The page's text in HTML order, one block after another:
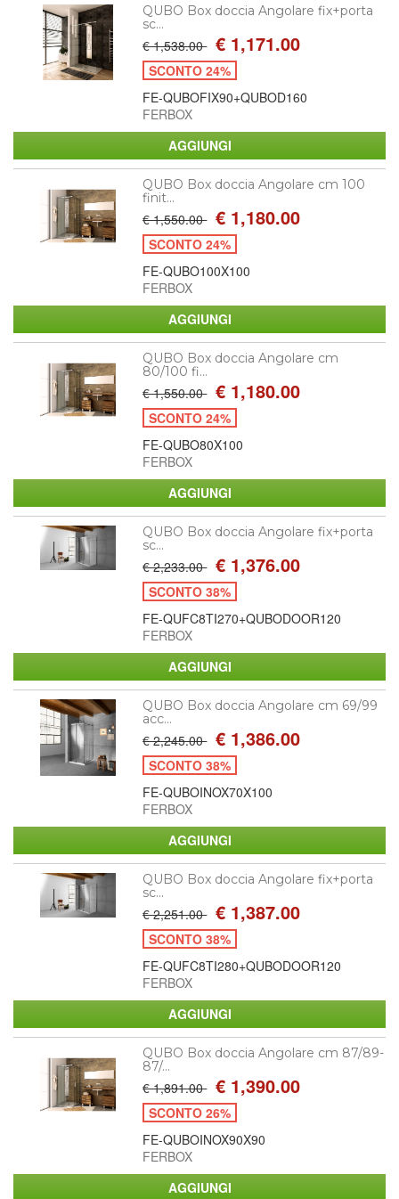
QUBO Box doccia Angolare fix+porta
sc...
€ 1,538.00 € 1,171.00
SCONTO 24%
FE-QUBOFIX90+QUBOD160
FERBOX
QUBO Box doccia Angolare cm 100
finit...
€ 1,550.00 € 1,180.00
SCONTO 24%
FE-QUBO100X100
FERBOX
QUBO Box doccia Angolare cm
80/100 fi...
€ 1,550.00 € 1,180.00
SCONTO 24%
FE-QUBO80X100
FERBOX
QUBO Box doccia Angolare fix+porta
sc...
€ 2,233.00 € 1,376.00
SCONTO 38%
FE-QUFC8TI270+QUBODOOR120
FERBOX
QUBO Box doccia Angolare cm 69/99
acc...
€ 2,245.00 € 1,386.00
SCONTO 38%
FE-QUBOINOX70X100
FERBOX
QUBO Box doccia Angolare fix+porta
sc...
€ 2,251.00 € 1,387.00
SCONTO 38%
FE-QUFC8TI280+QUBODOOR120
FERBOX
QUBO Box doccia Angolare cm 87/89-
87/...
€ 1,891.00 € 1,390.00
SCONTO 26%
FE-QUBOINOX90X90
FERBOX